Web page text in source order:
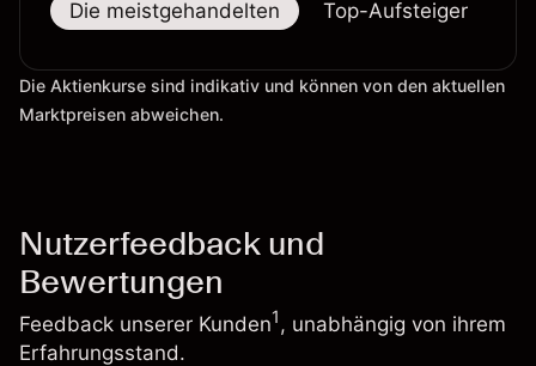
Die meistgehandelten Top-Aufsteiger
Die Aktienkurse sind indikativ und können von den aktuellen
Marktpreisen abweichen.
Nutzerfeedback und
Bewertungen
Feedback unserer Kunden1, unabhängig von ihrem
Erfahrungsstand.